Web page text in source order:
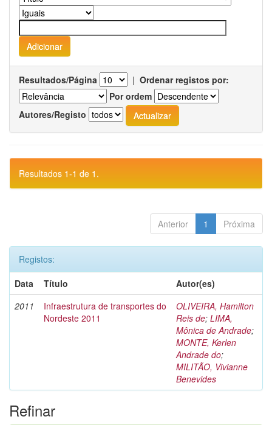
Resultados/Página | Ordenar registos por:
Por ordem
Autores/Registo
Resultados 1-1 de 1.
Anterior 1 Próxima
Registos:
Data
Título
Autor(es)
2011
Infraestrutura de transportes do
Nordeste 2011
OLIVEIRA, Hamilton
Reis de; LIMA,
Mônica de Andrade;
MONTE, Kerlen
Andrade do;
MILITÃO, Vivianne
Benevides
Refinar